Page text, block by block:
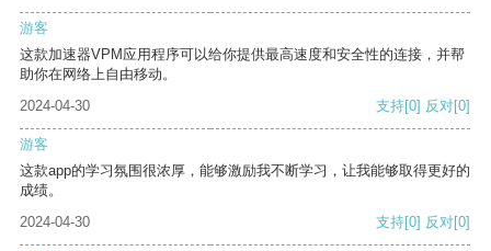
游客
这款加速器VPM应用程序可以给你提供最高速度和安全性的连接，并帮
助你在网络上自由移动。
2024-04-30
支持[0] 反对[0]
游客
这款app的学习氛围很浓厚，能够激励我不断学习，让我能够取得更好的
成绩。
2024-04-30
支持[0] 反对[0]